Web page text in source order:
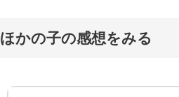
ほかの子の感想をみる